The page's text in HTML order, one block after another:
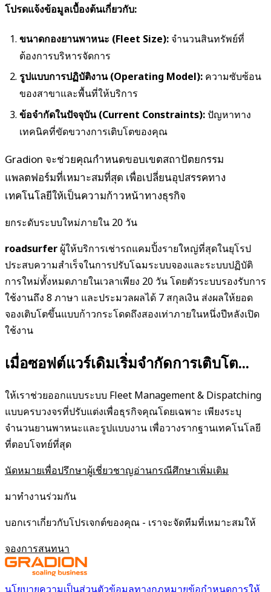
โปรดแจ้งข้อมูลเบื้องต้นเกี่ยวกับ:
ขนาดกองยานพาหนะ (Fleet Size): จำนวนสินทรัพย์ที่
ต้องการบริหารจัดการ
รูปแบบการปฏิบัติงาน (Operating Model): ความซับซ้อน
ของสาขาและพื้นที่ให้บริการ
ข้อจำกัดในปัจจุบัน (Current Constraints):ปัญหาทาง
เทคนิคที่ขัดขวางการเติบโตของคุณ
Gradion จะช่วยคุณกำหนดขอบเขตสถาปัตยกรรม
แพลตฟอร์มที่เหมาะสมที่สุด เพื่อเปลี่ยนอุปสรรคทาง
เทคโนโลยีให้เป็นความก้าวหน้าทางธุรกิจ
ยกระดับระบบใหม่ภายใน 20 วัน
roadsurfer ผู้ให้บริการเช่ารถแคมปิ้งรายใหญ่ที่สุดในยุโรป
ประสบความสำเร็จในการปรับโฉมระบบจองและระบบปฏิบัติ
การใหม่ทั้งหมดภายในเวลาเพียง 20 วัน โดยตัวระบบรองรับการ
ใช้งานถึง 8 ภาษา และประมวลผลได้ 7 สกุลเงิน ส่งผลให้ยอด
จองเติบโตขึ้นแบบก้าวกระโดดถึงสองเท่าภายในหนึ่งปีหลังเปิด
ใช้งาน
เมื่อซอฟต์แวร์เดิมเริ่มจำกัดการเติบโต...
ให้เราช่วยออกแบบระบบ Fleet Management & Dispatching
แบบครบวงจรที่ปรับแต่งเพื่อธุรกิจคุณโดยเฉพาะ เพียงระบุ
จำนวนยานพาหนะและรูปแบบงาน เพื่อวางรากฐานเทคโนโลยี
ที่ตอบโจทย์ที่สุด
นัดหมายเพื่อปรึกษาผู้เชี่ยวชาญอ่านกรณีศึกษาเพิ่มเติม
มาทำงานร่วมกัน
บอกเราเกี่ยวกับโปรเจกต์ของคุณ - เราจะจัดทีมที่เหมาะสมให้
จองการสนทนา
นโยบายความเป็นส่วนตัวข้อมูลทางกฎหมายข้อกำหนดการให้